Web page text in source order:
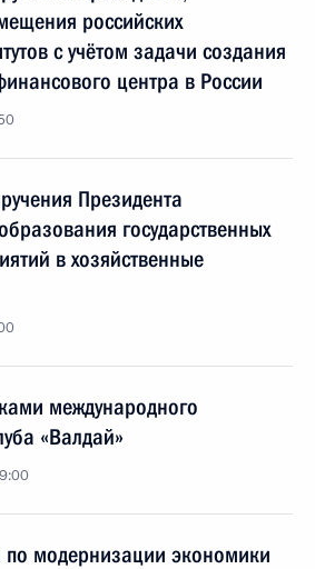
российских
с учётом задачи создания
центра в России
Президента
государственных
в хозяйственные
международного
«Валдай»
по модернизации экономики